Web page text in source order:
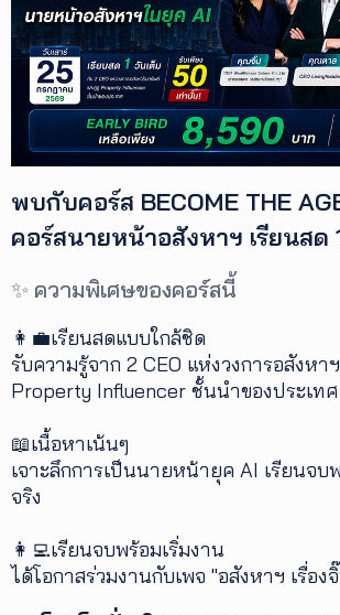
Podcast
เพิ่ม
เติม
ติดต่อ
เงื่อนไข
การ
บริการ
ดาวน์
แอปฯ
พบกับคอร์ส BECOME THE
คอร์สนายหน้าอสังหาฯ เรียนสด
✨ ความพิเศษของคอร์สนี้
👩‍💼เรียนสดแบบใกล้ชิด
รับความรู้จาก 2 CEO แห่งวงการอสังหา
Property Influencer ชั้นนำของประเทศ
📖เนื้อหาเน้นๆ
เจาะลึกการเป็นนายหน้ายุค AI เรียนจบ
จริง
👩‍💻เรียนจบพร้อมเริ่มงาน
ได้โอกาสร่วมงานกับเพจ "อสังหาฯ เรื่อง